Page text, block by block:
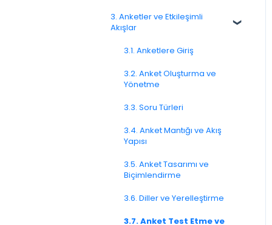
Alanı
2.1 Hesap Ayarları
2.4. Ekipler, Birimler ve
2.6. Bildirimler ve Kullanıcı
3. Anketler ve Etkileşimli
Akışlar
3.1. Anketlere Giriş
3.2. Anket Oluşturma ve
Yönetme
3.3. Soru Türleri
3.4. Anket Mantığı ve Akış
Yapısı
3.5. Anket Tasarımı ve
Biçimlendirme
3.6. Diller ve Yerelleştirme
3.7. Anket Test Etme ve